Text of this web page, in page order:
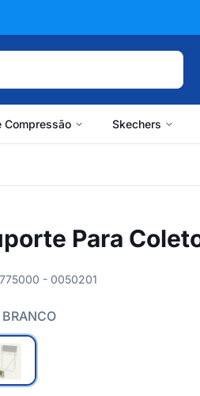
Compressão Skechers
Para
- 0050201
BRANCO